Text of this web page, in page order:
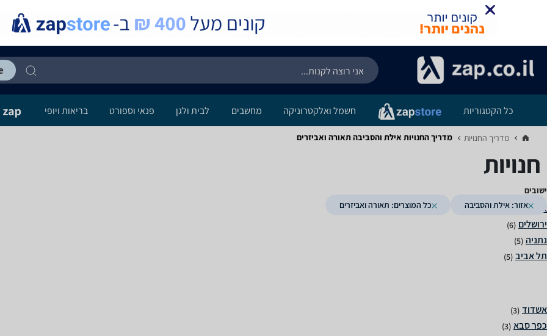
כל הקטגוריות חשמל ואלקטרוניקה מחשבים לבית ולגן פנאי וספורט בריאות ויופי
מדריך החנויות‏ מדריך החנויות ‏אילת והסביבה ‏תאורה ואביזרים
חנויות
אזור: אילת והסביבה כל המוצרים: תאורה ואביזרים
ישובים
(7)
(6)
(5)
(5)
(3)
(3)